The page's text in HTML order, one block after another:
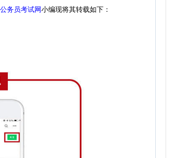
务员考试网 小编现将其转载如下：